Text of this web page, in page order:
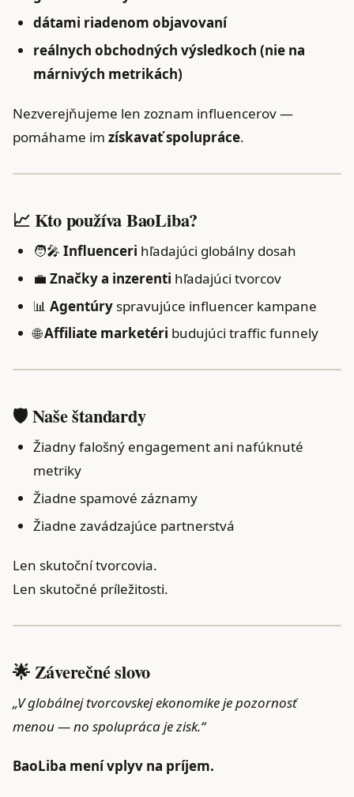
dátami riadenom objavovaní
reálnych obchodných výsledkoch (nie na
márnivých metrikách)
Nezverejňujeme len zoznam influencerov —
pomáhame im získavať spolupráce.
📈 Kto používa BaoLiba?
🧑‍🎤 Influenceri hľadajúci globálny dosah
💼 Značky a inzerenti hľadajúci tvorcov
📊 Agentúryspravujúce influencer kampane
🌐Affiliate marketéri budujúci traffic funnely
🛡️ Naše štandardy
Žiadny falošný engagement ani nafúknuté
metriky
Žiadne spamové záznamy
Žiadne zavádzajúce partnerstvá
Len skutoční tvorcovia.
Len skutočné príležitosti.
🌟 Záverečné slovo
„V globálnej tvorcovskej ekonomike je pozornosť
menou — no spolupráca je zisk.“
BaoLiba mení vplyv na príjem.